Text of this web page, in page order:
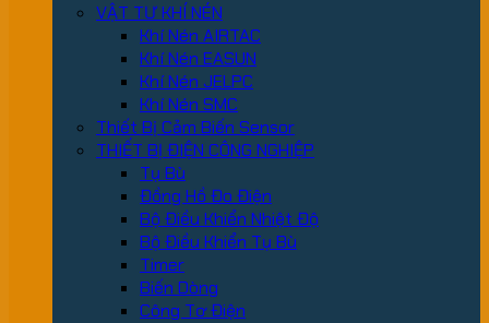
VẬT TƯ KHÍ NÉN
Khí Nén AIRTAC
Khí Nén EASUN
Khí Nén JELPC
Khí Nén SMC
Thiết Bị Cảm Biến Sensor
THIẾT BỊ ĐIỆN CÔNG NGHIỆP
Tụ Bù
Đồng Hồ Đo Điện
Bộ Điều Khiển Nhiệt Độ
Bộ Điều Khiển Tụ Bù
Timer
Biến Dòng
Công Tơ Điện